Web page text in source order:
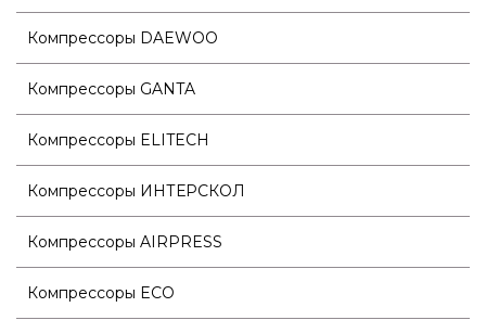
Компрессоры DAEWOO
Компрессоры GANTA
Компрессоры ELITECH
Компрессоры ИНТЕРСКОЛ
Компрессоры AIRPRESS
Компрессоры ECO